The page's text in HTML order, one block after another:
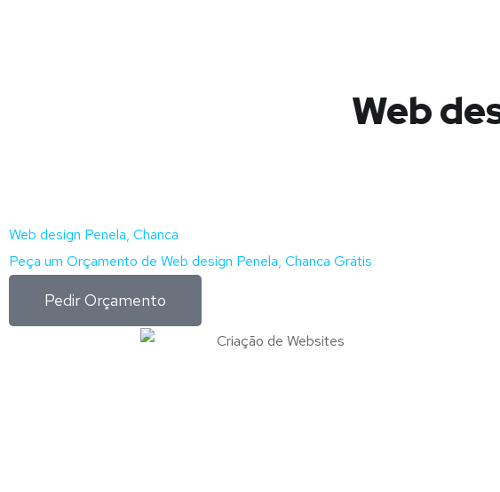
Web
Web design Penela, Chanca
Peça um Orçamento de Web design Penela, Chanca Grátis
Pedir Orçamento